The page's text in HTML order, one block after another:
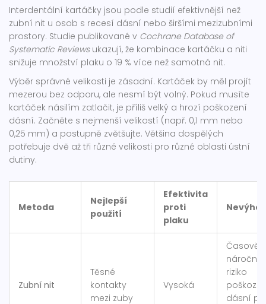
Interdentální kartáčky jsou podle studií efektivnější než
zubní nit u osob s recesí dásní nebo širšími mezizubními
prostory. Studie publikované v Cochrane Database of
Systematic Reviewsukazují, že kombinace kartáčku a niti
snižuje množství plaku o 19 % více než samotná nit.
Výběr správné velikosti je zásadní. Kartáček by měl projít
mezerou bez odporu, ale nesmí být volný. Pokud musíte
kartáček násilím zatlačit, je příliš velký a hrozí poškození
dásní. Začněte s nejmenší velikostí (např. 0,1 mm nebo
0,25 mm) a postupně zvětšujte. Většina dospělých
potřebuje dvě až tři různé velikosti pro různé oblasti ústní
dutiny.
Metoda
Nejlepší
použití
Efektivita
proti
plaku
Zubní nit
Těsné
kontakty
mezi zuby
Vysoká
Časově
náročné,
riziko
dásní při